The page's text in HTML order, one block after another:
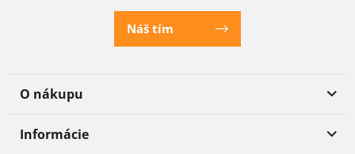
Náš tím
O nákupu
Informácie